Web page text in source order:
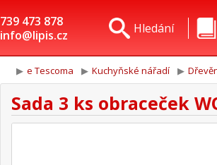
739 473 878
info@lipis.cz
Hledání
e Tescoma Kuchyňské nářadí
Sada 3 ks obraceček